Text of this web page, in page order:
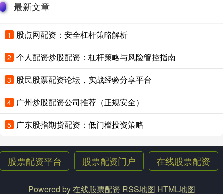
最新文章
1 股点网配资：安全杠杆策略解析
2 个人配资炒股配资：杠杆策略与风险管控指南
3 股民股票配资论坛，实战经验分享平台
4 广州炒股配资公司推荐（正规安全）
5 广东股指期货配资：低门槛投资策略
股票配资平台 股票配资门户 在线股票配资
Powered by在线股票配资 RSS地图 HTML地图